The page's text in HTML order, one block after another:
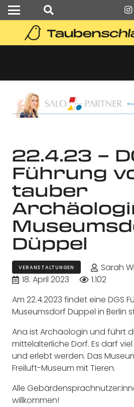
22.4.23 –
Führung
tauber
Düppel
VERANSTALTUNGEN
Sarah
18. April 2023
1.102
Am 22.4.2023 findet eine DGS
Museumsdorf Düppel in Berlin
Ana ist Archäologin und führt
mittelalterliche Dorf. Es darf
und erlebt werden. Das
Freiluft-Museum mit Tieren.
Alle
willkommen!